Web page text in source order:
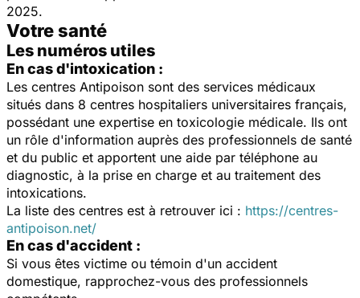
2025.
Votre santé
Les numéros utiles
En cas d'intoxication :
Les centres Antipoison sont des services médicaux
situés dans 8 centres hospitaliers universitaires français,
possédant une expertise en toxicologie médicale. Ils ont
un rôle d'information auprès des professionnels de santé
et du public et apportent une aide par téléphone au
diagnostic, à la prise en charge et au traitement des
intoxications.
La liste des centres est à retrouver ici : https://centres-
antipoison.net/
En cas d'accident :
Si vous êtes victime ou témoin d'un accident
domestique, rapprochez-vous des professionnels